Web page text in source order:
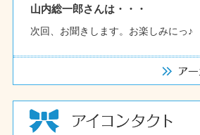
山内総一郎さんは・・・
次回、お聞きします。お楽しみにっ♪